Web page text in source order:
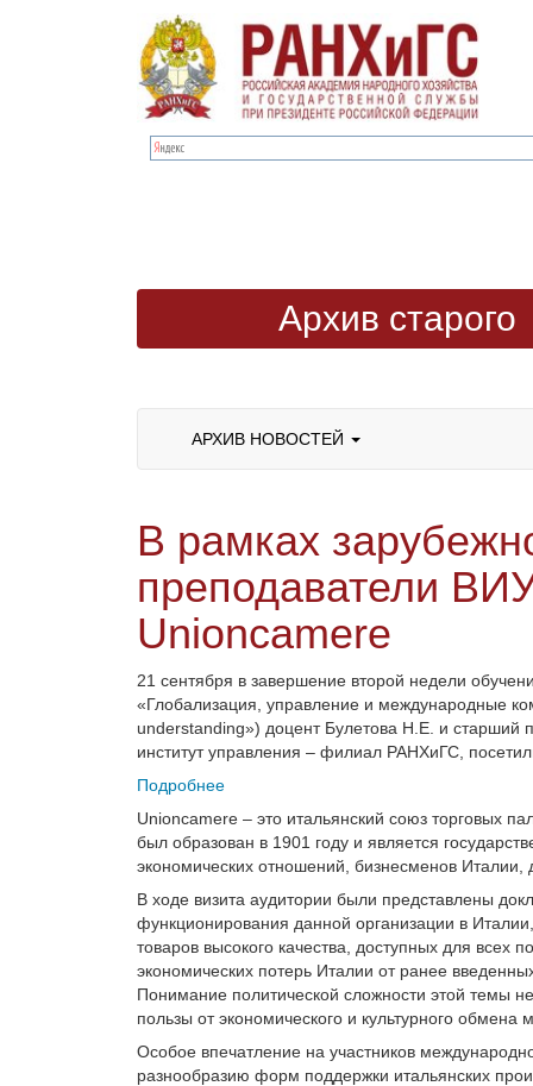
Архив старого
АРХИВ НОВОСТЕЙ
В рамках
преподаватели
Unioncamere
21 сентября в завершение второй недели
«Глобализация, управление и международные
understanding») доцент Булетова Н.Е. и старший
институт управления – филиал РАНХиГС,
Подробнее
Unioncamere – это итальянский союз торговых
был образован в 1901 году и является
экономических отношений, бизнесменов Италии,
В ходе визита аудитории были представлены
функционирования данной организации в
товаров высокого качества, доступных для
экономических потерь Италии от ранее
Понимание политической сложности этой темы
пользы от экономического и культурного
Особое впечатление на участников
разнообразию форм поддержки итальянских